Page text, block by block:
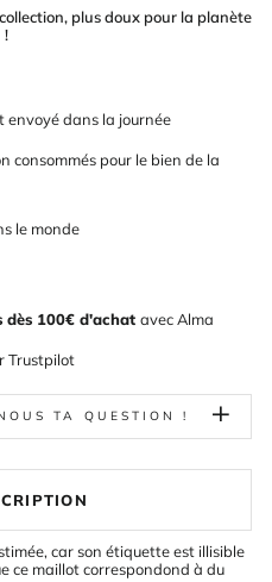
plus doux pour la planète
!
envoyé dans la journée
consommés pour le bien de la
le monde
dès 100€ d'achat avecAlma
Trustpilot
TA QUESTION !
car son étiquette est illisible
ce maillot correspondond à du